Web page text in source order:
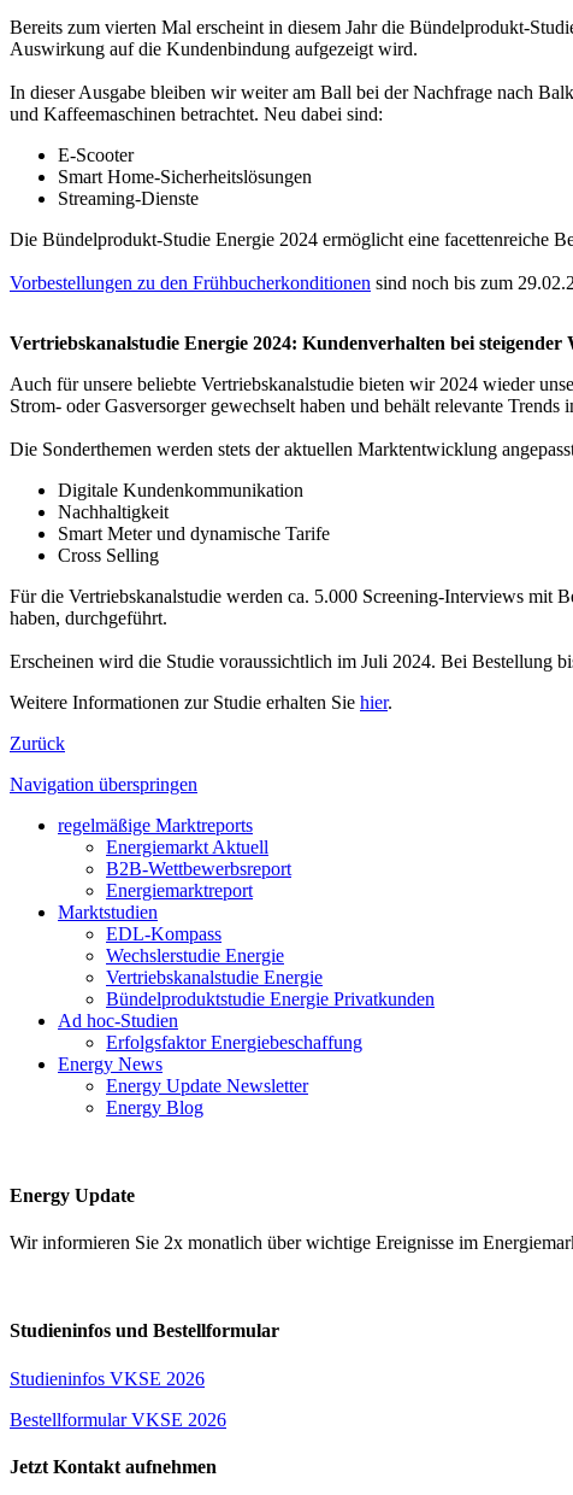
Bereits zum vierten Mal erscheint in diesem Jahr die Bündelprodukt-
Auswirkung auf die Kundenbindung aufgezeigt wird.
In dieser Ausgabe bleiben wir weiter am Ball bei der Nachfrage nach
und Kaffeemaschinen betrachtet. Neu dabei sind:
E-Scooter
Smart Home-Sicherheitslösungen
Streaming-Dienste
Die Bündelprodukt-Studie Energie 2024 ermöglicht eine facettenreiche
Vorbestellungen zu den Frühbucherkonditionen sind noch bis zum
Vertriebskanalstudie Energie 2024: Kundenverhalten bei steigender
Auch für unsere beliebte Vertriebskanalstudie bieten wir 2024 wieder
Strom- oder Gasversorger gewechselt haben und behält relevante
Die Sonderthemen werden stets der aktuellen Marktentwicklung
Digitale Kundenkommunikation
Nachhaltigkeit
Smart Meter und dynamische Tarife
Cross Selling
Für die Vertriebskanalstudie werden ca. 5.000 Screening-Interviews mit
haben, durchgeführt.
Erscheinen wird die Studie voraussichtlich im Juli 2024. Bei Bestellung
Weitere Informationen zur Studie erhalten Sie hier.
Zurück
Navigation überspringen
regelmäßige Marktreports
Energiemarkt Aktuell
B2B-Wettbewerbsreport
Energiemarktreport
Marktstudien
EDL-Kompass
Wechslerstudie Energie
Vertriebskanalstudie Energie
Bündelproduktstudie Energie Privatkunden
Ad hoc-Studien
Erfolgsfaktor Energiebeschaffung
Energy News
Energy Update Newsletter
Energy Blog
Energy Update
Wir informieren Sie 2x monatlich über wichtige Ereignisse im
Studieninfos und Bestellformular
Studieninfos VKSE 2026
Bestellformular VKSE 2026
Jetzt Kontakt aufnehmen